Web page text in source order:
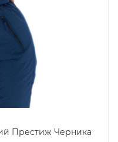
Престиж Черника